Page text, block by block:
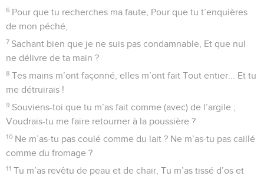
6 Pour que tu recherches ma faute, Pour que tu t’enquières
de mon péché,
7 Sachant bien que je ne suis pas condamnable, Et que nul
ne délivre de ta main ?
8 Tes mains m’ont façonné, elles m’ont fait Tout entier... Et tu
me détruirais !
9 Souviens-toi que tu m’as fait comme (avec) de l’argile ;
Voudrais-tu me faire retourner à la poussière ?
10 Ne m’as-tu pas coulé comme du lait ? Ne m’as-tu pas caillé
comme du fromage ?
11 Tu m’as revêtu de peau et de chair, Tu m’as tissé d’os et